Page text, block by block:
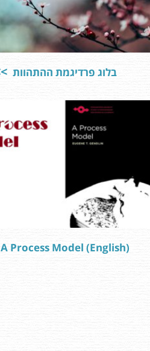
בלוג פרדיגמת ההתהוות
A Process Model (English)